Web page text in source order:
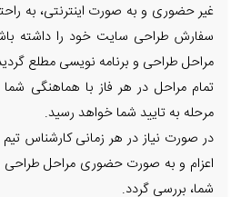
غیر حضوری و به صورت اینترنتی، به
سفارش طراحی سایت خود را داشته
مراحل طراحی و برنامه نویسی مطلع
تمام مراحل در هر فاز با هماهنگی
مرحله به تایید شما خواهد رسید.
در صورت نیاز در هر زمانی کارشناس
اعزام و به صورت حضوری مراحل
شما، بررسی گردد.